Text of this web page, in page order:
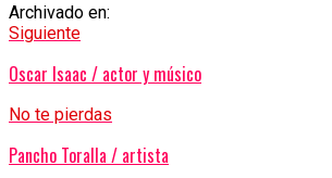
Archivado en:
Siguiente
Oscar Isaac / actor y músico
No te pierdas
Pancho Toralla / artista